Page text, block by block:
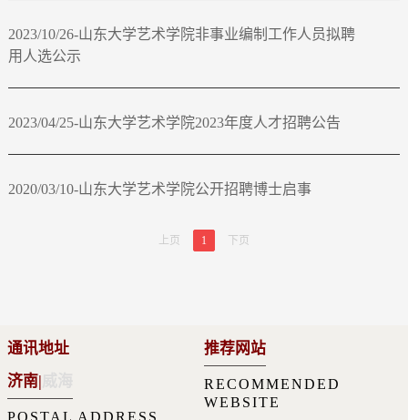
2023/10/26-山东大学艺术学院非事业编制工作人员拟聘
用人选公示
2023/04/25-山东大学艺术学院2023年度人才招聘公告
2020/03/10-山东大学艺术学院公开招聘博士启事
上页 1 下页
通讯地址
济南|
POSTAL ADDRESS
推荐网站
RECOMMENDED
WEBSITE